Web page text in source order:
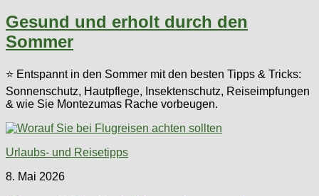
Gesund und erholt durch den
Sommer
⭐ Entspannt in den Sommer mit den besten Tipps & Tricks:
Sonnenschutz, Hautpflege, Insektenschutz, Reiseimpfungen
& wie Sie Montezumas Rache vorbeugen.
Urlaubs- und Reisetipps
8. Mai 2026